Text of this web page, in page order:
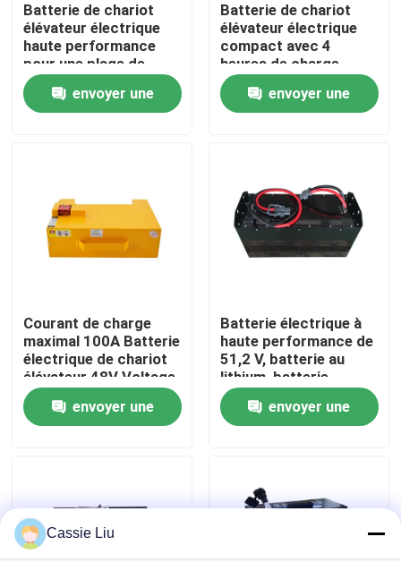
Maison
Produits
Visite d'usine
Demandez une citation
batterie au lithium de chariot élévateur
Batterie de chariot élévateur au lithium-ion de 48 volts
Batterie de camion de palette
Batterie de chariot
élévateur électrique
haute performance
pour une plage de
température de -20 °C
à 50 °C envoyer une
Batterie de chariot
élévateur électrique
compact avec 4
heures de charge
185*84.5*250mm
envoyer une
Courant de charge
maximal 100A Batterie
électrique de chariot
élévateur 48V Voltage
pour des
performances
optimales
envoyer une
Batterie électrique à
haute performance de
51,2 V, batterie au
lithium, batterie
LiFePO4
envoyer une
Cassie Liu